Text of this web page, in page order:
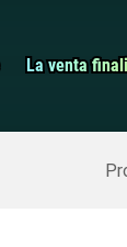
La venta
La venta
Copia de